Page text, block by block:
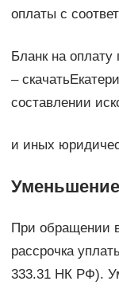
оплаты с
Бланк на
–
составлении
и иных
При обращении
рассрочка
333.31 НК РФ).